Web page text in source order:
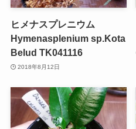
ヒメナスプレニウム
Hymenasplenium sp.Kota
Belud TK041116
2018年8月12日